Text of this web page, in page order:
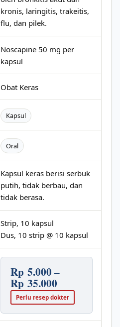
kronis, laringitis, trakeitis,
flu, dan pilek.
Noscapine 50 mg per
kapsul
Obat Keras
Kapsul
Oral
Kapsul keras berisi serbuk
putih, tidak berbau, dan
tidak berasa.
Strip, 10 kapsul
Dus, 10 strip @ 10 kapsul
Rp 5.000 –
Rp 35.000
Perlu resep dokter